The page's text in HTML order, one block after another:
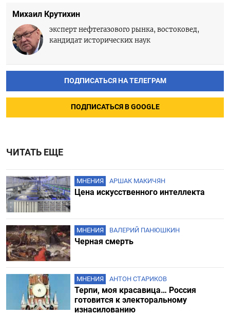
Михаил Крутихин
эксперт нефтегазового рынка, востоковед,
кандидат исторических наук
ПОДПИСАТЬСЯ НА ТЕЛЕГРАМ
ПОДПИСАТЬСЯ В GOOGLE
ЧИТАТЬ ЕЩЕ
МНЕНИЯ АРШАК МАКИЧЯН
Цена искусственного интеллекта
МНЕНИЯ ВАЛЕРИЙ ПАНЮШКИН
Черная смерть
МНЕНИЯ АНТОН СТАРИКОВ
Терпи, моя красавица… Россия
готовится к электоральному
изнасилованию